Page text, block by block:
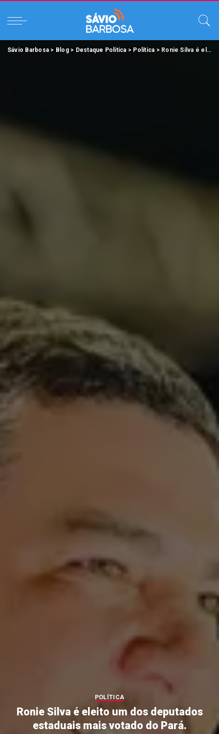
Sávio Barbosa > Blog> Destaque Política > Política > Ronie Silva é eleito um dos deputados estaduais mais votado do Pará.
POLÍTICA
Ronie Silva é eleito um dos deputados
estaduais mais votado do Pará.